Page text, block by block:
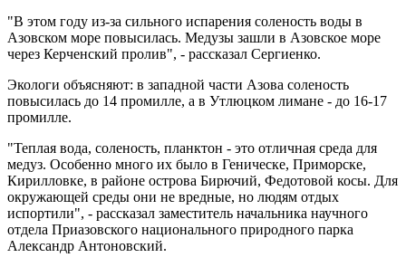
"В этом году из-за сильного испарения соленость воды в
Азовском море повысилась. Медузы зашли в Азовское море
через Керченский пролив", - рассказал Сергиенко.
Экологи объясняют: в западной части Азова соленость
повысилась до 14 промилле, а в Утлюцком лимане - до 16-17
промилле.
"Теплая вода, соленость, планктон - это отличная среда для
медуз. Особенно много их было в Геническе, Приморске,
Кирилловке, в районе острова Бирючий, Федотовой косы. Для
окружающей среды они не вредные, но людям отдых
испортили", - рассказал заместитель начальника научного
отдела Приазовского национального природного парка
Александр Антоновский.